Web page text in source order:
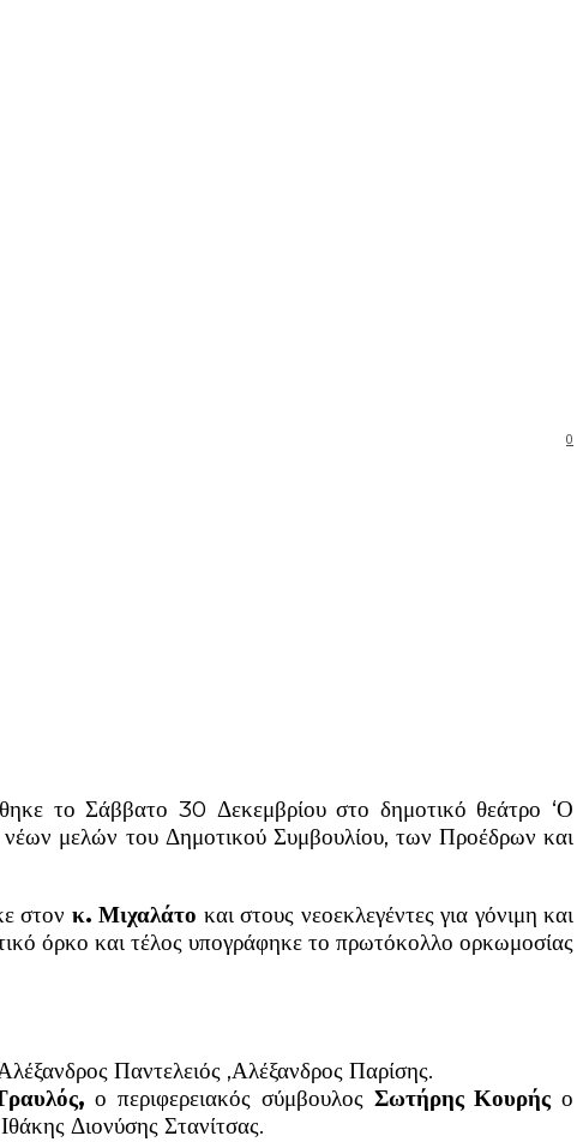
0
το Σάββατο 30 Δεκεμβρίου στο δημοτικό θεάτρο ‘Ο
μελών του Δημοτικού Συμβουλίου, των Προέδρων και
στον κ. Μιχαλάτο και στους νεοεκλεγέντες για γόνιμη και
όρκο και τέλος υπογράφηκε το πρωτόκολλο ορκωμοσίας
Παντελειός ,Αλέξανδρος Παρίσης.
ο περιφερειακός σύμβουλος Σωτήρης Κουρής ο
Διονύσης Στανίτσας.